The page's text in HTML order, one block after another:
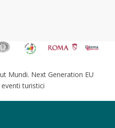
Mundi. Next Generation EU
turistici